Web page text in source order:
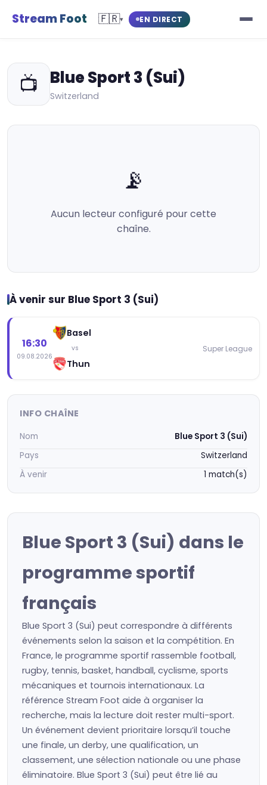
Stream Foot 🇫🇷▾ EN DIRECT
📺 Blue Sport 3 (Sui)
Switzerland
📡
Aucun lecteur configuré pour cette
chaîne.
À venir sur Blue Sport 3 (Sui)
16:30
09.08.2026
Basel
vs
Thun
Super League
INFO CHAÎNE
Nom
Blue Sport 3 (Sui)
Pays
Switzerland
À venir
1 match(s)
Blue Sport 3 (Sui) dans le
programme sportif
français
Blue Sport 3 (Sui) peut correspondre à différents
événements selon la saison et la compétition. En
France, le programme sportif rassemble football,
rugby, tennis, basket, handball, cyclisme, sports
mécaniques et tournois internationaux. La
référence Stream Foot aide à organiser la
recherche, mais la lecture doit rester multi-sport.
Un événement devient prioritaire lorsqu’il touche
une finale, un derby, une qualification, un
classement, une sélection nationale ou une phase
éliminatoire. Blue Sport 3 (Sui) peut être lié au